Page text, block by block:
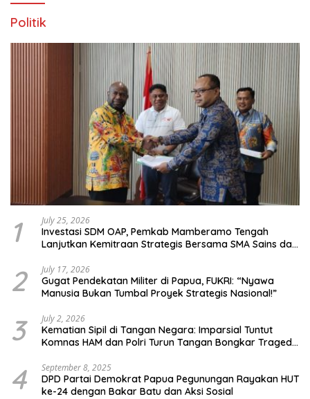
Politik
1 July 25, 2026
Investasi SDM OAP, Pemkab Mamberamo Tengah
Lanjutkan Kemitraan Strategis Bersama SMA Sains dan
2 July 17, 2026
Gugat Pendekatan Militer di Papua, FUKRI: “Nyawa
Manusia Bukan Tumbal Proyek Strategis Nasional!”
3 July 2, 2026
Kematian Sipil di Tangan Negara: Imparsial Tuntut
Komnas HAM dan Polri Turun Tangan Bongkar Tragedi
4 September 8, 2025
DPD Partai Demokrat Papua Pegunungan Rayakan HUT
ke-24 dengan Bakar Batu dan Aksi Sosial